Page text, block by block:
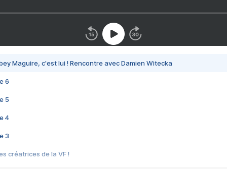
Maguire, c'est lui ! Rencontre avec Damien Witecka
6
5
4
3
créatrices de la VF !